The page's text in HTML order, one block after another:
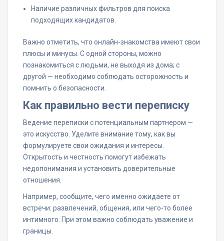
Наличие различных фильтров для поиска
подходящих кандидатов.
Важно отметить, что онлайн-знакомства имеют свои
плюсы и минусы. С одной стороны, можно
познакомиться с людьми, не выходя из дома; с
другой — необходимо соблюдать осторожность и
помнить о безопасности.
Как правильно вести переписку
Ведение переписки с потенциальным партнером —
это искусство. Уделите внимание тому, как вы
формулируете свои ожидания и интересы.
Открытость и честность помогут избежать
недопонимания и установить доверительные
отношения.
Например, сообщите, чего именно ожидаете от
встречи: развлечений, общения, или чего-то более
интимного. При этом важно соблюдать уважение и
границы.